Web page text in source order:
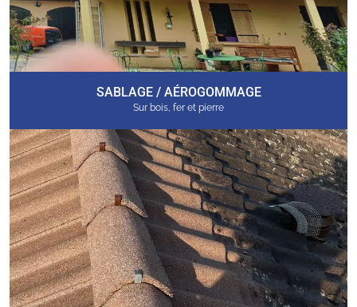
SABLAGE / AÉROGOMMAGE
Sur bois, fer et pierre